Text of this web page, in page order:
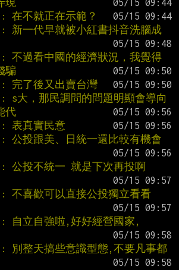
現
: 在不就正在示範？
: 新一代早就被小紅書抖音洗腦成
: 不過看中國的經濟狀況，我覺得
騙
: 完了後又出賣台灣
: s大，那民調問的問題明顯會導向
代
: 表真實民意
: 公投跟美、日統一還比較有機會
: 公投不統一 就是下次再投啊
: 不喜歡可以直接公投獨立看看
: 自立自強啦,好好經營國家,
: 別整天搞些意識型態,不要凡事都